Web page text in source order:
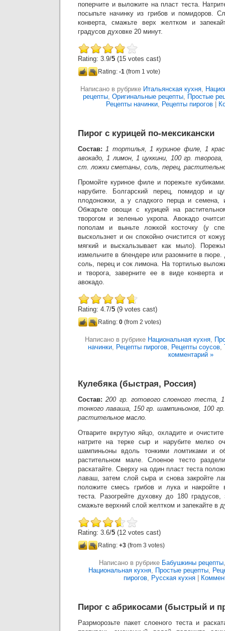
поперчите и выложите на пласт теста.
посыпьте начинку из грибов и помидоров.
конверта, смажьте верх желтком и
градусов духовке 20 минут.
Rating: 3.9/5 (15 votes cast)
Rating: -1 (from 1 vote)
Написано в рубрике Итальянская кухня,
рецепты, Оригинальные рецепты, Простые
Рецепты начинки, Рецепты пирогов
Пирог с курицей по-мексикански
Состав:1 тортилья, 1 куриное филе, 1
авокадо, 1 лимон, 1 цуккини, 100 гр.
ст. ложки сметаны, соль, перец,
Промойте куриное филе и порежьте
нарубите. Болгарский перец, помидор и
плодоножки, а у сладкого перца и семена,
Обжарьте овощи с курицей на
творогом и зеленью укропа. Авокадо
пополам и выньте ложкой косточку (у
выскользнет и он спокойно очистится от
мягкий и выскальзывает как мыло).
измельчите в блендере или разомните в
соль, перец и сок лимона. На тортилью
и творога, заверните ее в виде конверта
авокадо.
Rating: 4.7/5 (9 votes cast)
Rating: 0 (from 2 votes)
Написано в рубрике Национальная кухня,
начинки, Рецепты пирогов, Рецепты соусов,
комментарий »
Кулебяка (быстрая, Россия)
Состав:200 гр. готового слоеного теста,
тонкого лаваша, 150 гр. шампиньонов, 100
растительное масло.
Отварите вкрутую яйцо, охладите и
натрите на терке сыр и нарубите мелко
шампиньоны вдоль тонкими ломтиками и
растительном мале. Слоеное тесто
раскатайте. Сверху на один пласт теста
лаваш, затем слой сыра и снова закройте
положите смесь грибов и лука и накройте
теста. Разогрейте духовку до 180 градусов,
смажьте верхний слой желтком и запекайте в
Rating: 3.6/5 (12 votes cast)
Rating: +3 (from 3 votes)
Написано в рубрике Бабушкины рецепты
Национальная кухня, Простые рецепты,
пирогов, Русская кухня
Пирог с абрикосами (быстрый и
Разрморозьте пакет слоеного теста и